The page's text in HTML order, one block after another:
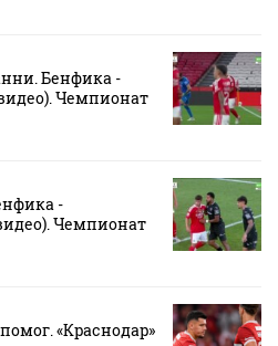
Бенфика -
Чемпионат
-
Чемпионат
«Краснодар»